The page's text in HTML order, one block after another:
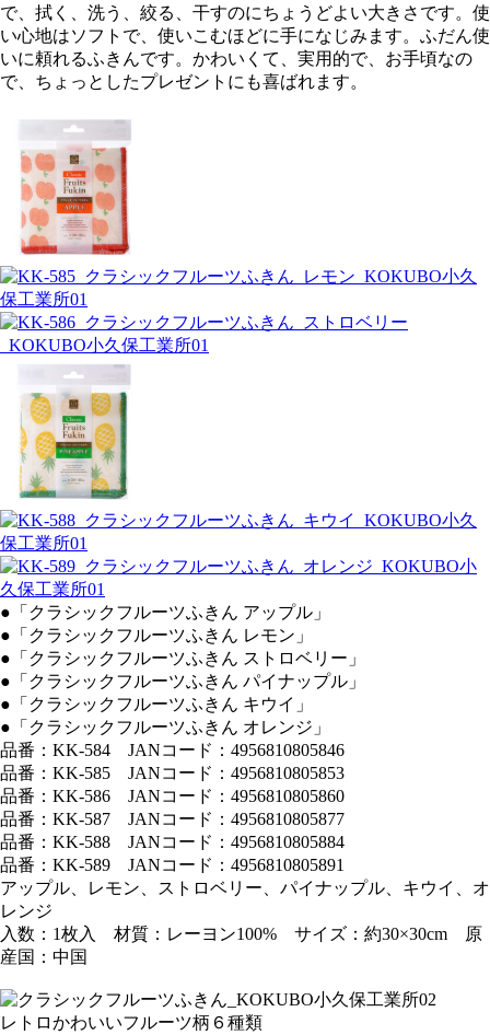
で、拭く、洗う、絞る、干すのにちょうどよい大きさです。使
い心地はソフトで、使いこむほどに手になじみます。ふだん使
いに頼れるふきんです。かわいくて、実用的で、お手頃なの
で、ちょっとしたプレゼントにも喜ばれます。
●「クラシックフルーツふきん アップル」
●「クラシックフルーツふきん レモン」
●「クラシックフルーツふきん ストロベリー」
●「クラシックフルーツふきん パイナップル」
●「クラシックフルーツふきん キウイ」
●「クラシックフルーツふきん オレンジ」
品番：KK-584 JANコード：4956810805846
品番：KK-585 JANコード：4956810805853
品番：KK-586 JANコード：4956810805860
品番：KK-587 JANコード：4956810805877
品番：KK-588 JANコード：4956810805884
品番：KK-589 JANコード：4956810805891
アップル、レモン、ストロベリー、パイナップル、キウイ、オ
レンジ
入数：1枚入 材質：レーヨン100% サイズ：約30×30cm 原
産国：中国
レトロかわいいフルーツ柄６種類